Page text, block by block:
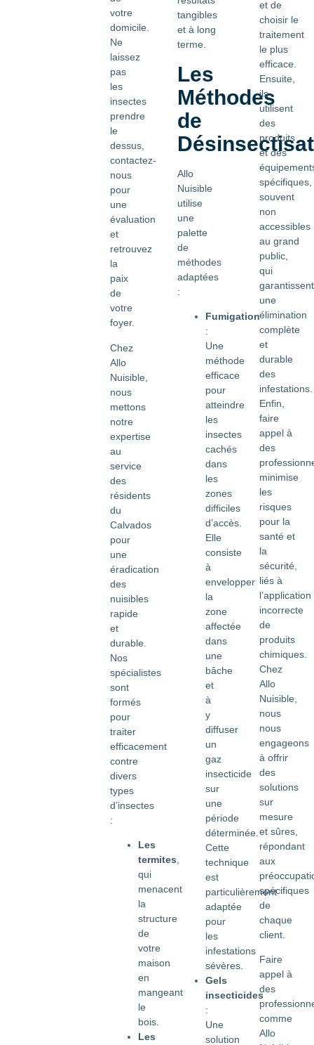
votre
domicile.
Ne
laissez
pas
les
insectes
prendre
le
dessus,
contactez-
nous
pour
une
évaluation
et
retrouvez
la
paix
de
votre
foyer.
Chez
Allo
Nuisible,
nous
mettons
notre
expertise
au
service
des
résidents
du
Calvados
pour
une
éradication
des
nuisibles
rapide
et
durable.
Nos
spécialistes
sont
formés
pour
traiter
efficacement
contre
divers
types
d’insectes
:
Les
termites,
qui
menacent
la
structure
de
votre
maison
en
mangeant
le
bois.
Les
tangibles
et à long
terme.
Les
Méthodes
de
Allo
Nuisible
utilise
une
palette
de
méthodes
adaptées
:
Fumigation
:
Une
méthode
efficace
pour
atteindre
les
insectes
cachés
dans
les
zones
difficiles
d’accès.
Elle
consiste
à
envelopper
la
zone
affectée
dans
une
bâche
et
à
y
diffuser
un
gaz
insecticide
sur
une
période
déterminée.
Cette
technique
est
particulièrement
adaptée
pour
les
infestations
sévères.
Gels
insecticides
:
Une
solution
et de
choisir le
traitement
le plus
efficace.
Ensuite,
ils
utilisent
des
produits
et des
spécifiques,
souvent
non
accessibles
au grand
public,
qui
garantissent
une
élimination
complète
et
durable
des
infestations.
Enfin,
faire
appel à
des
minimise
les
risques
pour la
santé et
la
sécurité,
liés à
l’application
incorrecte
de
produits
chimiques.
Chez
Allo
Nuisible,
nous
nous
engageons
à offrir
des
solutions
sur
mesure
et sûres,
répondant
aux
spécifiques
de
chaque
client.
Faire
appel à
des
comme
Allo